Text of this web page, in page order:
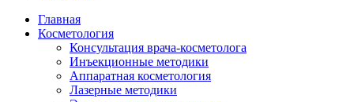
Главная
Косметология
Консультация врача-косметолога
Инъекционные методики
Аппаратная косметология
Лазерные методики